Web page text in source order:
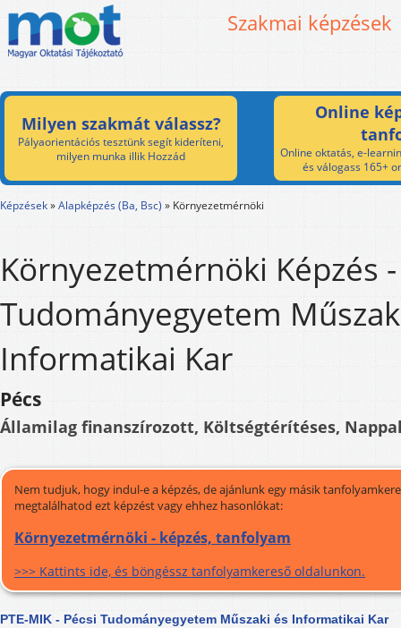
Szakmai képzések
Milyen szakmát válassz?
Pályaorientációs tesztünk segít kideríteni,
milyen munka illik Hozzád
Online
Online oktatás, e-
és válogass 165+
Képzések»Alapképzés (Ba, Bsc) » Környezetmérnöki
Környezetmérnöki Képzés
Tudományegyetem
Informatikai Kar
Pécs
Államilag finanszírozott, Költségtérítéses,
Nem tudjuk, hogy indul-e a képzés, de ajánlunk egy másik
megtalálhatod ezt képzést vagy ehhez hasonlókat:
Környezetmérnöki - képzés, tanfolyam
>>> Kattints ide, és böngéssz tanfolyamkereső oldalunkon.
PTE-MIK - Pécsi Tudományegyetem Műszaki és Informatikai Kar